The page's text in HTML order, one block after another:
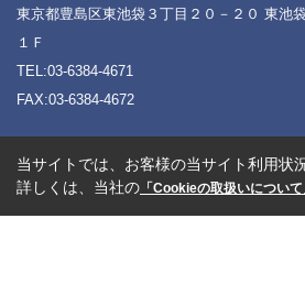
東京都豊島区東池袋３丁目２０－２０ 東池
１Ｆ
TEL:03-6384-4671
FAX:03-6384-4672
当サイトでは、お客様の当サイト利用状
詳しくは、当社の 「Cookieの取扱いについて